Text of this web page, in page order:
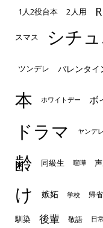
1人2役台本 2人用
スマス シチ
ツンデレ バレンタイ
本
ホワイトデー ボ
ドラマ
ヤンデレ
齢
同級生 喧嘩
け
嫉妬 学校 帰省
馴染 後輩 敬語 日常